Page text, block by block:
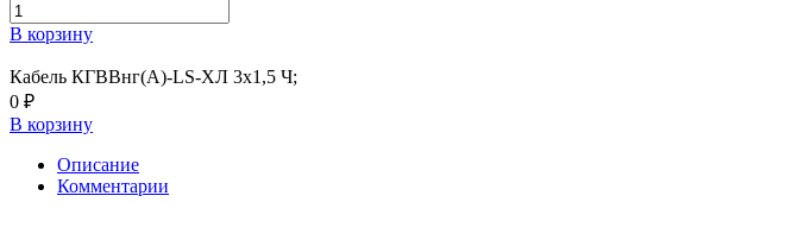
В корзину
Кабель КГВВнг(А)-LS-ХЛ 3х1,5 Ч;
0 ₽
В корзину
Описание
Комментарии